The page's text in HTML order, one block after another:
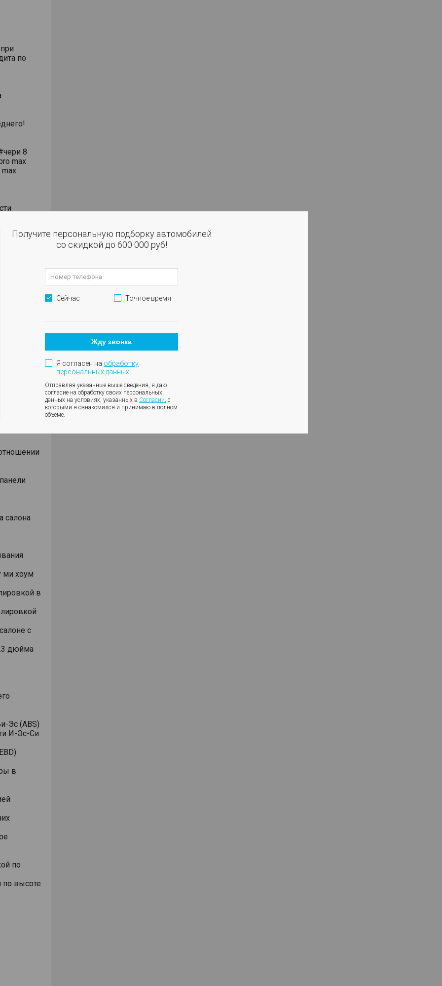
по
8
max
с
салона
ми хоум
в
с
дюйма
Эс (ABS)
И-Эс-Си
в
по
по высоте
Получите персональную подборку автомобилей
со скидкой до 600 000 руб!
Сейчас Точное время
Жду звонка
Я согласен на обработку
персональных данных
Отправляя указанные выше сведения, я даю
согласие на обработку своих персональных
данных на условиях, указанных в Согласии, с
которыми я ознакомился и принимаю в полном
объеме.